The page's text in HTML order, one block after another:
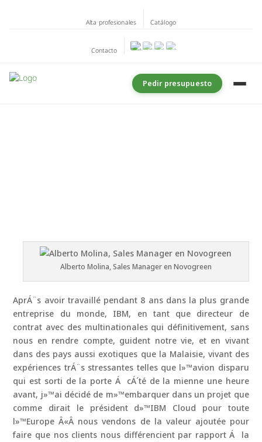
Alta profesionales Catálogo
Contacto
Pedir presupuesto
Alberto Molina, Sales Manager en Novogreen
AprÁ¨s avoir travaillé pendant 8 ans dans la plus grande
entreprise du monde, IBM, en tant que directeur de
contrat avec des multinationales qui définitivement, sans
nous en rendre compte, guident notre vie, et en vivant
dans des pays aussi exotiques que la Malaisie, vivant des
expériences trÁ¨s stressantes telles que l»™avion disparu
qui est sorti de la porte Á cÁ´té de la mienne une heure
avant, j»™ai décidé de m»™embarquer dans un projet que
comme dirait le président d»™IBM Cloud pour toute
l»™Europe Â«Â nous vendons de la valeur ajoutée pour
faire que nos clients nous différencient par rapport Á la